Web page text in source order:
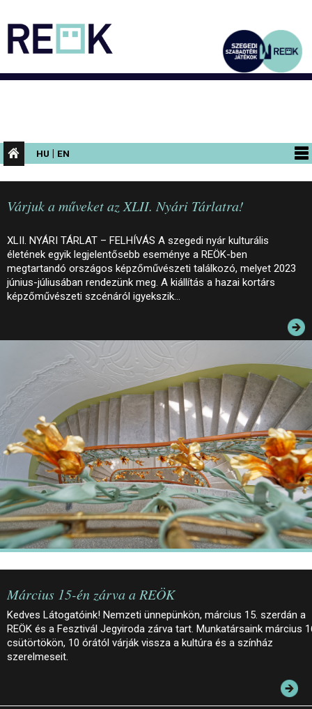
HU | EN
PROGRAMOK
KIÁLLÍTÁSOK
AZ ÉPÜLET
INFORMÁCIÓK
KONFERENCIA
ELÉRHETŐSÉG
PALOTASÉTÁK ÉS VEZETÉSEK
KÖZÉRDEKŰ ADATOK
Várjuk a műveket az XLII. Nyári Tárlatra!
XLII. NYÁRI TÁRLAT – FELHÍVÁS A szegedi nyár kulturális
életének egyik legjelentősebb eseménye a REÖK-ben
megtartandó országos képzőművészeti találkozó, melyet 2023
június-júliusában rendezünk meg. A kiállítás a hazai kortárs
képzőművészeti szcénáról igyekszik…
Március 15-én zárva a REÖK
Kedves Látogatóink! Nemzeti ünnepünkön, március 15. szerdán a
REÖK és a Fesztivál Jegyiroda zárva tart. Munkatársaink március
csütörtökön, 10 órától várják vissza a kultúra és a színház
szerelmeseit.